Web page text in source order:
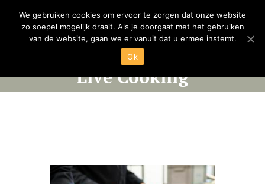
Live Cooking
We gebruiken cookies om ervoor te zorgen dat onze website
zo soepel mogelijk draait. Als je doorgaat met het gebruiken
van de website, gaan we er vanuit dat u ermee instemt.
Ok